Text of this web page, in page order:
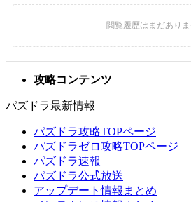
攻略コンテンツ
パズドラ最新情報
パズドラ攻略TOPページ
パズドラゼロ攻略TOPページ
パズドラ速報
パズドラ公式放送
アップデート情報まとめ